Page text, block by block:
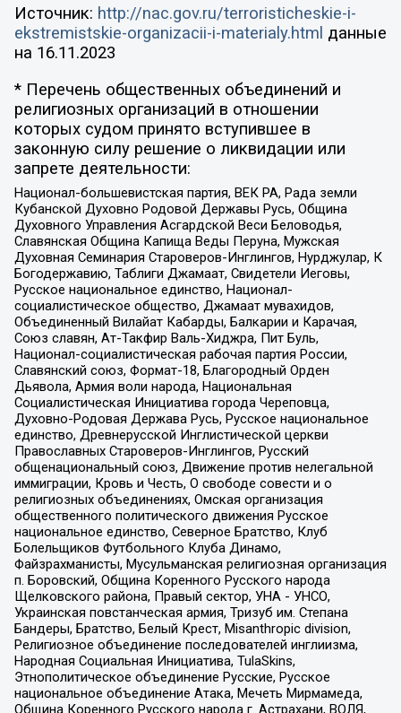
Источник: http://nac.gov.ru/terroristicheskie-i-
ekstremistskie-organizacii-i-materialy.html данные
на 16.11.2023
* Перечень общественных объединений и
религиозных организаций в отношении
которых судом принято вступившее в
законную силу решение о ликвидации или
запрете деятельности:
Национал-большевистская партия, ВЕК РА, Рада земли
Кубанской Духовно Родовой Державы Русь, Община
Духовного Управления Асгардской Веси Беловодья,
Славянская Община Капища Веды Перуна, Мужская
Духовная Семинария Староверов-Инглингов, Нурджулар, К
Богодержавию, Таблиги Джамаат, Свидетели Иеговы,
Русское национальное единство, Национал-
социалистическое общество, Джамаат мувахидов,
Объединенный Вилайат Кабарды, Балкарии и Карачая,
Союз славян, Ат-Такфир Валь-Хиджра, Пит Буль,
Национал-социалистическая рабочая партия России,
Славянский союз, Формат-18, Благородный Орден
Дьявола, Армия воли народа, Национальная
Социалистическая Инициатива города Череповца,
Духовно-Родовая Держава Русь, Русское национальное
единство, Древнерусской Инглистической церкви
Православных Староверов-Инглингов, Русский
общенациональный союз, Движение против нелегальной
иммиграции, Кровь и Честь, О свободе совести и о
религиозных объединениях, Омская организация
общественного политического движения Русское
национальное единство, Северное Братство, Клуб
Болельщиков Футбольного Клуба Динамо,
Файзрахманисты, Мусульманская религиозная организация
п. Боровский, Община Коренного Русского народа
Щелковского района, Правый сектор, УНА - УНСО,
Украинская повстанческая армия, Тризуб им. Степана
Бандеры, Братство, Белый Крест, Misanthropic division,
Религиозное объединение последователей инглиизма,
Народная Социальная Инициатива, TulaSkins,
Этнополитическое объединение Русские, Русское
национальное объединение Атака, Мечеть Мирмамеда,
Община Коренного Русского народа г. Астрахани, ВОЛЯ,